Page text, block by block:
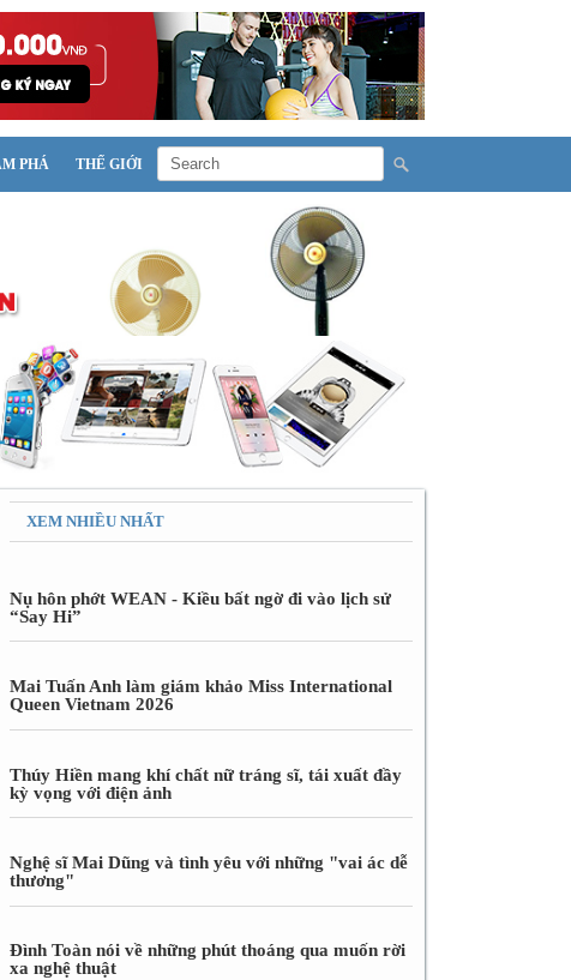
PHÁ THẾ GIỚI
XEM NHIỀU NHẤT
Nụ hôn phớt WEAN - Kiều bất ngờ đi vào lịch sử
“Say Hi”
Mai Tuấn Anh làm giám khảo Miss International
Queen Vietnam 2026
Thúy Hiền mang khí chất nữ tráng sĩ, tái xuất đầy
kỳ vọng với điện ảnh
Nghệ sĩ Mai Dũng và tình yêu với những "vai ác dễ
thương"
Đình Toàn nói về những phút thoáng qua muốn rời
xa nghệ thuật